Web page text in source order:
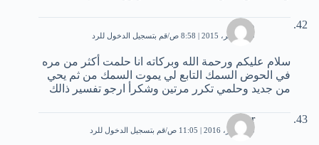
وعد
29 نوفمبر، 2015 | 8:58 ص قم بتسجيل الدخول للرد
سلام عليكم ورحمة الله وبركاته انا حلمت أكثر من مره
في الحوض السمك التابع لي يموت السمك من ثم يحي
من جديد وحلمي تكرر مرتين وشكرأ ارجو تفسير ذالك
Nur
25 فبراير، 2016 | 11:05 ص قم بتسجيل الدخول للرد